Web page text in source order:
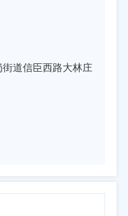
道信臣西路大林庄